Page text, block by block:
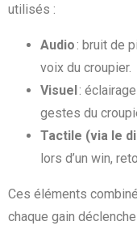
utilisés :
Audio: bruit de
voix du croupier.
Visuel:
gestes du
Tactile (via le
lors d’un win,
Ces éléments
chaque gain